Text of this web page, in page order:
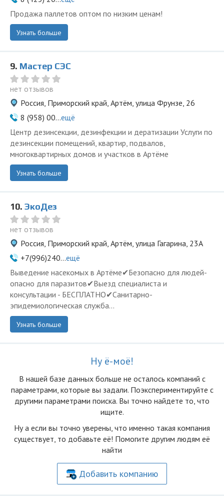
Продажа паллетов оптом по низким ценам!
Узнать больше
9. Мастер СЭС
нет отзывов
Россия, Приморский край, Артём, улица Фрунзе, 26
8 (958) 00...ещё
Центр дезинсекции, дезинфекции и дератизации Услуги по
дезинсекции помещений, квартир, подвалов,
многоквартирных домов и участков в Артёме
Узнать больше
10. ЭкоДез
нет отзывов
Россия, Приморский край, Артём, улица Гагарина, 23А
+7(996)240...ещё
Выведение насекомых в Артёме✔Безопасно для людей-
опасно для паразитов✔Выезд специалиста и
консультации - БЕСПЛАТНО✔Санитарно-
эпидемиологическая служба...
Узнать больше
Ну ё-моё!
В нашей базе данных больше не осталоcь компаний с
параметрами, которые вы задали. Поэкспериментируйте с
другими параметрами поиска. Вы точно найдете то, что
ищите.
Ну а если вы точно уверены, что именно такая компания
существует, то добавьте её! Помогите другим людям её
найти
Добавить компанию